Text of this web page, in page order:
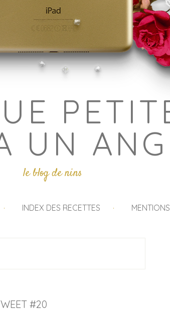
UN
le blog de nins
INDEX DES RECETTES
#20